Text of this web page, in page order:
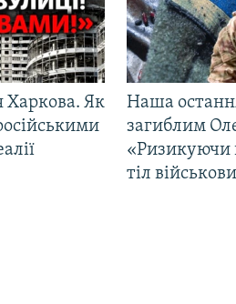
Харкова. Як
Наша
загиблим
«Ризикуючи
тіл